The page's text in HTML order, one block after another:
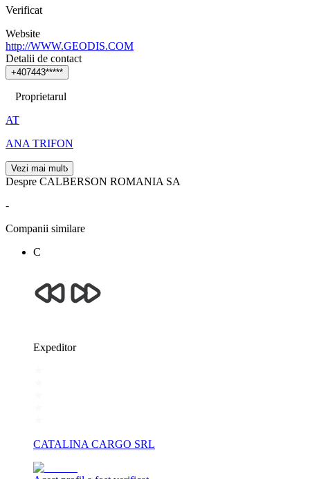
Verificat
Website
http://WWW.GEODIS.COM
Detalii de contact
+407443*****
Proprietarul
AT
ANA TRIFON
Vezi mai mult
Despre CALBERSON ROMANIA SA
-
Companii similare
C
Expeditor
CATALINA CARGO SRL